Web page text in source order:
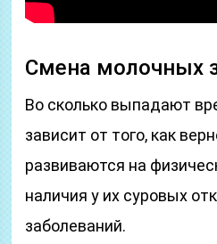
Смена молочных
Во сколько выпадают
зависит от того, как
развиваются на
наличия у их суровых
заболеваний.